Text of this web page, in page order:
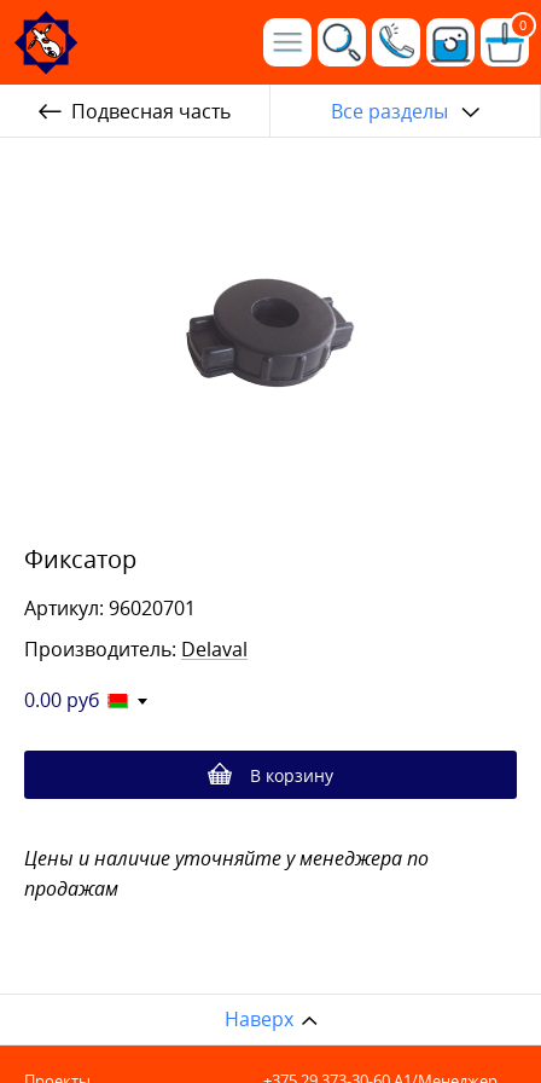
0
Подвесная часть Все разделы
Фиксатор
Артикул: 96020701
Производитель: Delaval
0.00 руб
В корзину
Цены и наличие уточняйте у менеджера по
продажам
Наверх